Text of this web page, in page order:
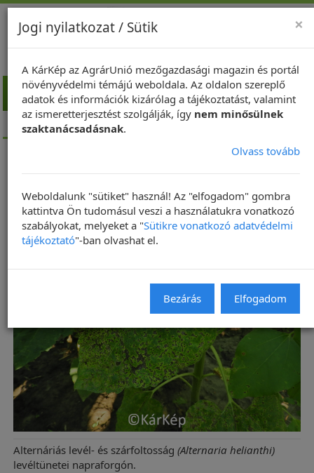
Kezdőlap
NapiKép
NapiKép 2020.07.08.
2020. 07. 08. | Frissítve: 2020. 07. 08. 06:58
NAPIKÉP
Alternáriás levél- és szárfoltosság(Alternaria helianthi)
levéltünetei napraforgón.
×
Jogi nyilatkozat / Sütik
A KárKép az AgrárUnió mezőgazdasági magazin és portál
növényvédelmi témájú weboldala. Az oldalon szereplő
adatok és információk kizárólag a tájékoztatást, valamint
az ismeretterjesztést szolgálják, így nem minősülnek
szaktanácsadásnak.
Olvass tovább
Weboldalunk "sütiket" használ! Az "elfogadom" gombra
kattintva Ön tudomásul veszi a használatukra vonatkozó
szabályokat, melyeket a "Sütikre vonatkozó adatvédelmi
tájékoztató"-ban olvashat el.
Bezárás Elfogadom